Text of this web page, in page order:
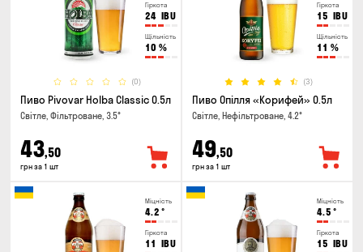
Гіркота
24 IBU
Щільність
10 %
(0)
Пиво Pivovar Holba Classic 0.5л
Світле, Фільтроване, 3.5°
43,50
грн за 1 шт
Гіркота
15 IBU
Щільність
11 %
(3)
Пиво Опілля «Корифей» 0.5л
Світле, Нефільтроване, 4.2°
49,50
грн за 1 шт
Міцність
4.2 °
Гіркота
11 IBU
Міцність
4.5 °
Гіркота
15 IBU